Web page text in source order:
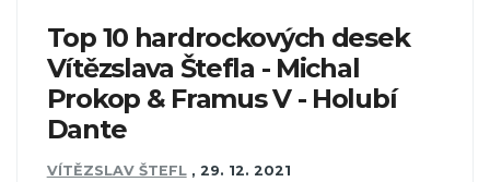
Top 10 hardrockových desek
Vítězslava Štefla - Michal
Prokop & Framus V - Holubí
Dante
VÍTĚZSLAV ŠTEFL , 29. 12. 2021